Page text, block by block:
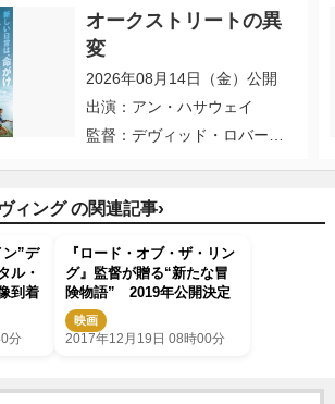
オークストリートの異
変
2026年08月14日（金）公開
出演：アン・ハサウェイ
監督：デヴィッド・ロバー
ィング の関連記事›
ン”デ
ル・
到着
分
『ロード・オブ・ザ・リン
グ』監督が贈る“新たな冒
険物語” 2019年公開決定
映画
2017年12月19日 08時00分